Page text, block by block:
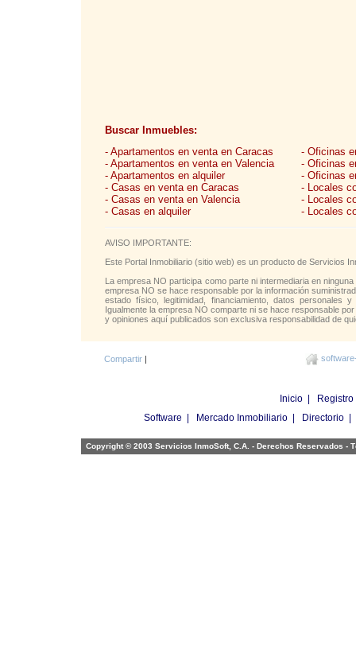
Buscar Inmuebles:
- Apartamentos en venta en Caracas
- Apartamentos en venta en Valencia
- Apartamentos en alquiler
- Casas en venta en Caracas
- Casas en venta en Valencia
- Casas en alquiler
- Oficinas
- Oficinas
- Oficinas
- Locales
- Locales
- Locales
AVISO IMPORTANTE:
Este Portal Inmobiliario (sitio web) es un producto de Servicios
La empresa NO participa como parte ni intermediaria en
empresa NO se hace responsable por la información
estado físico, legitimidad, financiamiento, datos personales
Igualmente la empresa NO comparte ni se hace responsable
y opiniones aquí publicados son exclusiva responsabilidad de
Compartir
Inicio Registro
Software
Mercado Inmobiliario Directorio
Copyright © 2003 Servicios InmoSoft, C.A. - Derechos Reservados -